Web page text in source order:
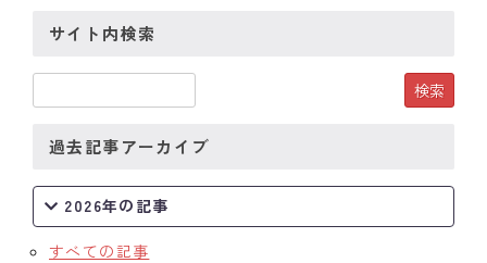
サイト内検索
過去記事アーカイブ
2026年の記事
すべての記事